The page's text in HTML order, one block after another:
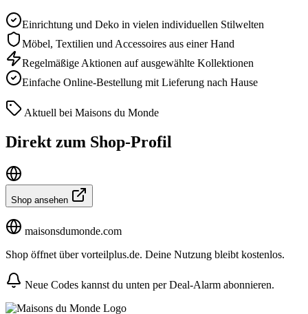
Einrichtung und Deko in vielen individuellen Stilwelten
Möbel, Textilien und Accessoires aus einer Hand
Regelmäßige Aktionen auf ausgewählte Kollektionen
Einfache Online-Bestellung mit Lieferung nach Hause
Aktuell bei Maisons du Monde
Direkt zum Shop-Profil
Shop ansehen
maisonsdumonde.com
Shop öffnet über vorteilplus.de. Deine Nutzung bleibt kostenlos.
Neue Codes kannst du unten per Deal-Alarm abonnieren.